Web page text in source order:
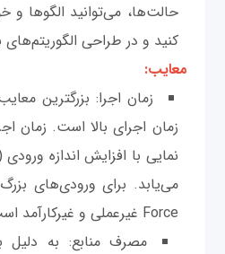
حالت‌ها، می‌توانید الگوها و
کنید و در طراحی الگوریتم‌های
معایب:
زمان اجرای بالا است. زمان
نمایی با افزایش اندازه
Force غیرعملی و غیرکارآمد است.
مصرف منابع: به دلیل